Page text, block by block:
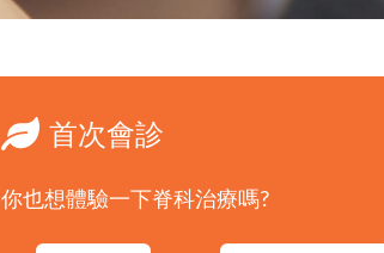
首次會診
你也想體驗一下脊科治療嗎?